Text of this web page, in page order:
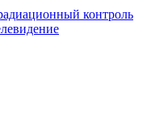
контроль